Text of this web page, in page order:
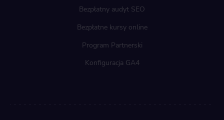
Bezpłatny audyt SEO
Bezpłatne kursy online
Program Partnerski
Konfiguracja GA4